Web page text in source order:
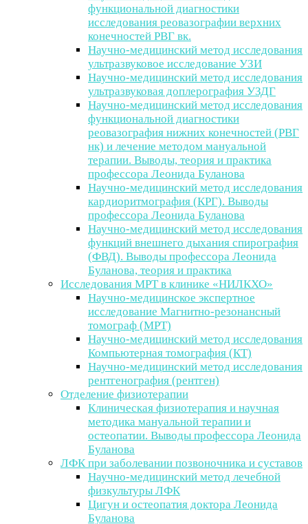
функциональной диагностики
исследования реовазографии верхних
конечностей РВГ вк.
Научно-медицинский метод исследования
ультразвуковое исследование УЗИ
Научно-медицинский метод исследования
ультразвуковая доплерография УЗДГ
Научно-медицинский метод исследования
функциональной диагностики
реовазография нижних конечностей (РВГ
нк) и лечение методом мануальной
терапии. Выводы, теория и практика
профессора Леонида Буланова
Научно-медицинский метод исследования
кардиоритмография (КРГ). Выводы
профессора Леонида Буланова
Научно-медицинский метод исследования
функций внешнего дыхания спирография
(ФВД). Выводы профессора Леонида
Буланова, теория и практика
Исследования МРТ в клинике «НИЛКХО»
Научно-медицинское экспертное
исследование Магнитно-резонансный
томограф (МРТ)
Научно-медицинский метод исследования
Компьютерная томография (КТ)
Научно-медицинский метод исследования
рентгенография (рентген)
Отделение физиотерапии
Клиническая физиотерапия и научная
методика мануальной терапии и
остеопатии. Выводы профессора Леонида
Буланова
ЛФК при заболевании позвоночника и суставов
Научно-медицинский метод лечебной
физкультуры ЛФК
Цигун и остеопатия доктора Леонида
Буланова